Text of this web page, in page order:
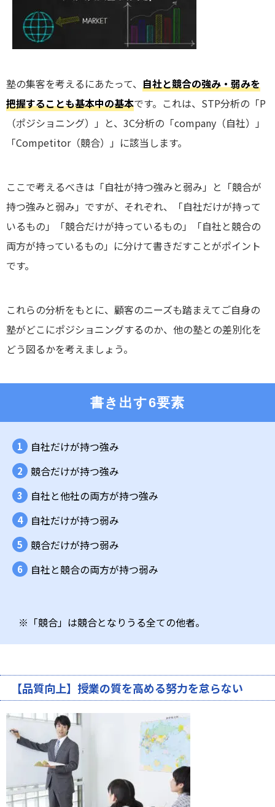
塾の集客を考えるにあたって、 自社と競合の強み・弱みを
把握することも基本中の基本です。これは、STP分析の「P
（ポジショニング）」と、3C分析の「company（自社）」
「Competitor（競合）」に該当します。
ここで考えるべきは「自社が持つ強みと弱み」と「競合が
持つ強みと弱み」ですが、それぞれ、「自社だけが持って
いるもの」「競合だけが持っているもの」「自社と競合の
両方が持っているもの」に分けて書きだすことがポイント
です。
これらの分析をもとに、顧客のニーズも踏まえてご自身の
塾がどこにポジショニングするのか、他の塾との差別化を
どう図るかを考えましょう。
書き出す6要素
自社だけが持つ強み
競合だけが持つ強み
自社と他社の両方が持つ強み
自社だけが持つ弱み
競合だけが持つ弱み
自社と競合の両方が持つ弱み
※「競合」は競合となりうる全ての他者。
【品質向上】授業の質を高める努力を怠らない